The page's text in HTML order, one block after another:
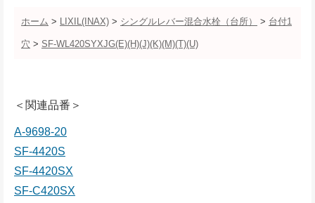
ホーム > LIXIL(INAX) > シングルレバー混合水栓（台所） > 台付1
穴 > SF-WL420SYXJG(E)(H)(J)(K)(M)(T)(U)
＜関連品番＞
A-9698-20
SF-4420S
SF-4420SX
SF-C420SX